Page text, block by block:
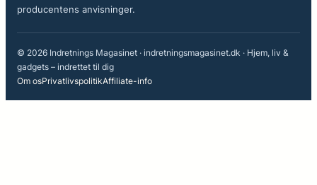
producentens anvisninger.
© 2026 Indretnings Magasinet · indretningsmagasinet.dk · Hjem, liv &
gadgets – indrettet til dig
Om osPrivatlivspolitikAffiliate-info